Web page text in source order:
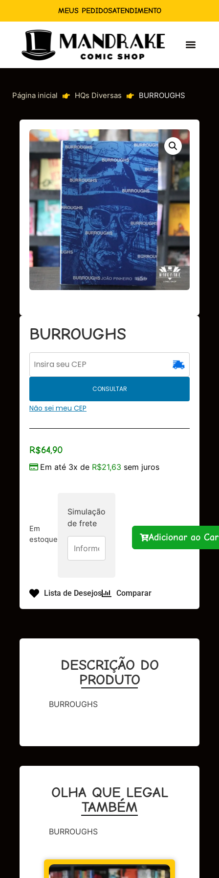
MEUS PEDIDOSATENDIMENTO
Página inicial HQs Diversas BURROUGHS
BURROUGHS
CONSULTAR
Não sei meu CEP
R$64,90
Em até 3x de R$21,63 sem juros
Em
estoque
Simulação
de frete
Adicionar ao
Lista de Desejos Comparar
DESCRIÇÃO DO
PRODUTO
BURROUGHS
OLHA QUE LEGAL
TAMBÉM
BURROUGHS